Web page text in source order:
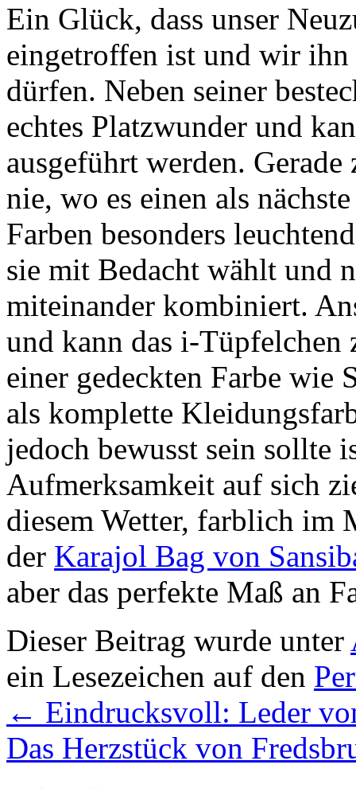
Ein Glück, dass unser
eingetroffen ist und wir ihn
dürfen. Neben seiner
echtes Platzwunder und
ausgeführt werden.
nie, wo es einen als
Farben besonders
sie mit Bedacht wählt und
miteinander kombiniert.
und kann das i-
einer gedeckten Farbe wie
als komplette
jedoch bewusst sein sollte
Aufmerksamkeit auf sich
diesem Wetter, farblich im
der Karajol Bag von
aber das perfekte Maß an
Dieser Beitrag wurde unter
ein Lesezeichen auf den
← Eindrucksvoll: Leder
Das Herzstück von